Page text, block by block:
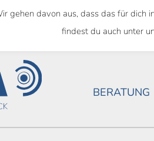
ALS BUNDESWEITES
BERATUNG
gehen davon aus, dass das für
findest du auch unter